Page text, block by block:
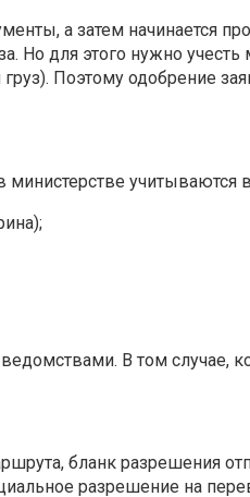
а затем начинается
Но для этого нужно
Поэтому одобрение
В том случае,
бланк разрешения
разрешение на